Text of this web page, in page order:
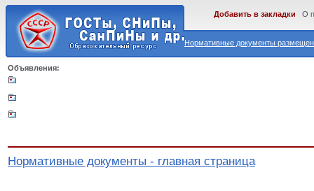
Нормативные документы
Добавить в закладки О
Объявления:
Нормативные документы - главная страница